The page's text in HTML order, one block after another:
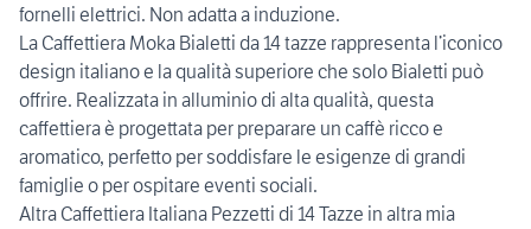
fornelli elettrici. Non adatta a induzione.
La Caffettiera Moka Bialetti da 14 tazze rappresenta l’iconico
design italiano e la qualità superiore che solo Bialetti può
offrire. Realizzata in alluminio di alta qualità, questa
caffettiera è progettata per preparare un caffè ricco e
aromatico, perfetto per soddisfare le esigenze di grandi
famiglie o per ospitare eventi sociali.
Altra Caffettiera Italiana Pezzetti di 14 Tazze in altra mia